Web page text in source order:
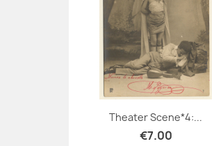
Theater Scene*4:...
€7.00